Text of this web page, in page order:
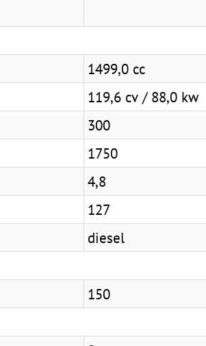
1499,0 cc
119,6 cv / 88,0 kw
300
1750
4,8
127
diesel
150